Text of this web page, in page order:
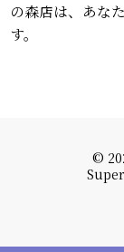
の森店は、あな
す。
©